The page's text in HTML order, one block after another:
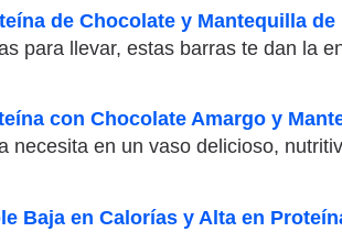
de Chocolate y Mantequilla
para llevar, estas barras te dan la
con Chocolate Amargo y
necesita en un vaso delicioso,
Baja en Calorías y Alta en